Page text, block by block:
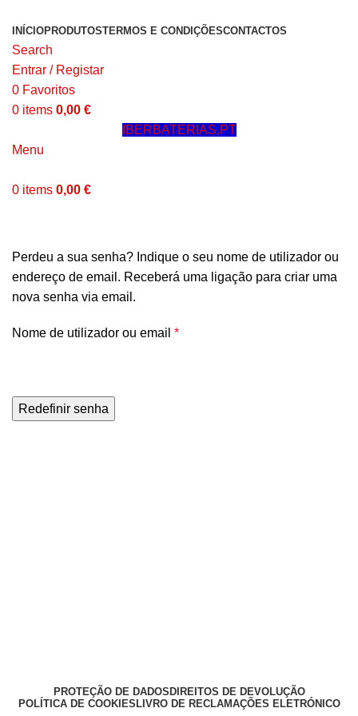
INÍCIOPRODUTOSTERMOS E CONDIÇÕESCONTACTOS
Search
Entrar / Registar
0 Favoritos
0 items 0,00 €
IBERBATERIAS.PT
Menu
0 items 0,00 €
Perdeu a sua senha? Indique o seu nome de utilizador ou
endereço de email. Receberá uma ligação para criar uma
nova senha via email.
Nome de utilizador ou email *Obrigatório
Redefinir senha
PROTEÇÃO DE DADOSDIREITOS DE DEVOLUÇÃO
POLÍTICA DE COOKIESLIVRO DE RECLAMAÇÕES ELETRÓNICO